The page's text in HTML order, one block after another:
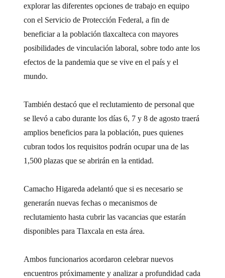
explorar las diferentes opciones de trabajo en equipo
con el Servicio de Protección Federal, a fin de
beneficiar a la población tlaxcalteca con mayores
posibilidades de vinculación laboral, sobre todo ante los
efectos de la pandemia que se vive en el país y el
mundo.
También destacó que el reclutamiento de personal que
se llevó a cabo durante los días 6, 7 y 8 de agosto traerá
amplios beneficios para la población, pues quienes
cubran todos los requisitos podrán ocupar una de las
1,500 plazas que se abrirán en la entidad.
Camacho Higareda adelantó que si es necesario se
generarán nuevas fechas o mecanismos de
reclutamiento hasta cubrir las vacancias que estarán
disponibles para Tlaxcala en esta área.
Ambos funcionarios acordaron celebrar nuevos
encuentros próximamente y analizar a profundidad cada